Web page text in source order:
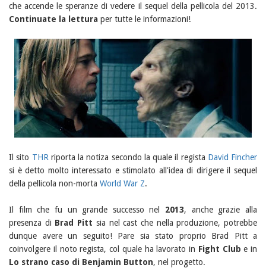
che accende le speranze di vedere il sequel della pellicola del 2013.
Continuate la lettura per tutte le informazioni!
Il sito THRriporta la notiza secondo la quale il regista David Fincher
si è detto molto interessato e stimolato all'idea di dirigere il sequel
della pellicola non-morta World War Z.
Il film che fu un grande successo nel 2013, anche grazie alla
presenza di Brad Pitt sia nel cast che nella produzione, potrebbe
dunque avere un seguito! Pare sia stato proprio Brad Pitt a
coinvolgere il noto regista, col quale ha lavorato in Fight Club e in
Lo strano caso di Benjamin Button, nel progetto.